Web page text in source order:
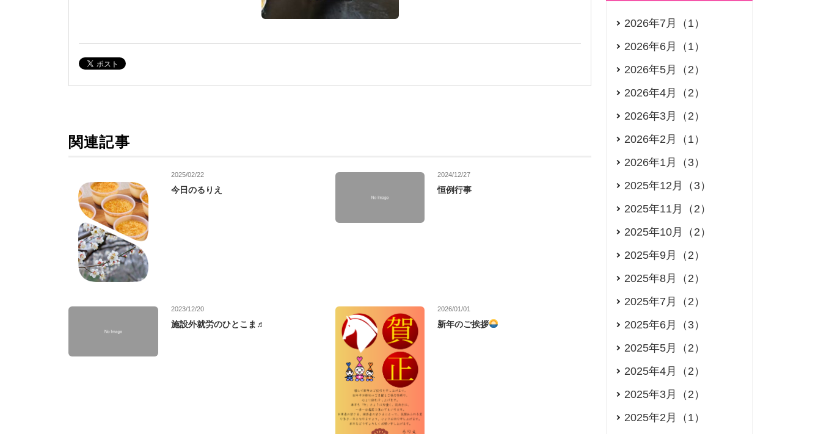
関連記事
2025/02/22
今日のるりえ
2024/12/27
恒例行事
2023/12/20
施設外就労のひとこま♬
2026/01/01
新年のご挨拶
2026年7月（1）
2026年6月（1）
2026年5月（2）
2026年4月（2）
2026年3月（2）
2026年2月（1）
2026年1月（3）
2025年12月（3）
2025年11月（2）
2025年10月（2）
2025年9月（2）
2025年8月（2）
2025年7月（2）
2025年6月（3）
2025年5月（2）
2025年4月（2）
2025年3月（2）
2025年2月（1）